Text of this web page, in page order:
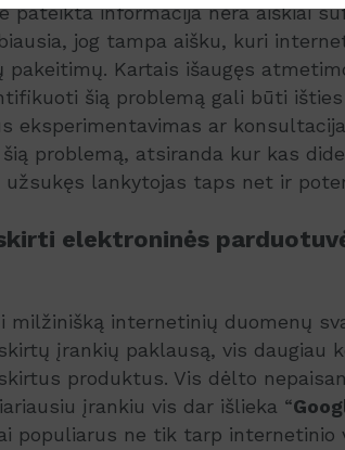
pateikta informacija nėra aiškiai
jog tampa aišku, kuri
pakeitimų. Kartais išaugęs
šią problemą gali būti
eksperimentavimas ar
problemą, atsiranda kur kas
užsukęs lankytojas taps net ir
elektroninės
milžinišką internetinių duomenų
įrankių paklausą, vis daugiau
produktus. Vis dėlto
įrankiu vis dar išlieka “
populiarus ne tik tarp